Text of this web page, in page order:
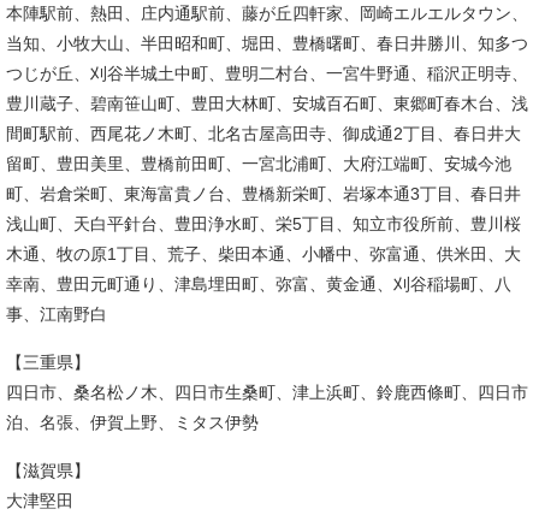
本陣駅前、熱田、庄内通駅前、藤が丘四軒家、岡崎エルエルタウン、
当知、小牧大山、半田昭和町、堀田、豊橋曙町、春日井勝川、知多つ
つじが丘、刈谷半城土中町、豊明二村台、一宮牛野通、稲沢正明寺、
豊川蔵子、碧南笹山町、豊田大林町、安城百石町、東郷町春木台、浅
間町駅前、西尾花ノ木町、北名古屋高田寺、御成通2丁目、春日井大
留町、豊田美里、豊橋前田町、一宮北浦町、大府江端町、安城今池
町、岩倉栄町、東海富貴ノ台、豊橋新栄町、岩塚本通3丁目、春日井
浅山町、天白平針台、豊田浄水町、栄5丁目、知立市役所前、豊川桜
木通、牧の原1丁目、荒子、柴田本通、小幡中、弥富通、供米田、大
幸南、豊田元町通り、津島埋田町、弥富、黄金通、刈谷稲場町、八
事、江南野白
【三重県】
四日市、桑名松ノ木、四日市生桑町、津上浜町、鈴鹿西條町、四日市
泊、名張、伊賀上野、ミタス伊勢
【滋賀県】
大津堅田